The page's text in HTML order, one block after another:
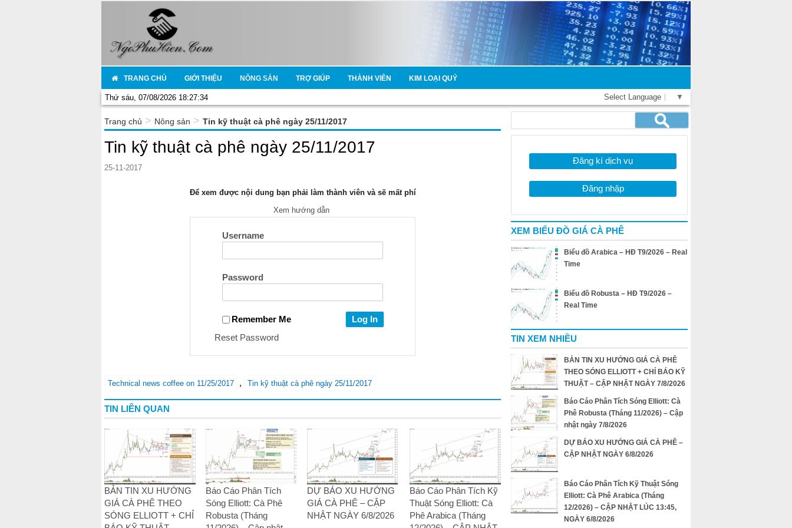
TRANG CHỦ GIỚI THIỆU NÔNG SẢN TRỢ GIÚP THÀNH VIÊN KIM LOẠI QUÝ
Thứ sáu, 07/08/2026 18:27:34 Select Language ▼
Trang chủ > Nông sản > Tin kỹ thuật cà phê ngày 25/11/2017
Tin kỹ thuật cà phê ngày 25/11/2017
25-11-2017
Để xem được nội dung bạn phải làm thành viên và sẽ mất phí
Xem hướng dẫn
Username
Password
Remember Me
Reset Password
Technical news coffee on 11/25/2017 , Tin kỹ thuật cà phê ngày 25/11/2017
TIN LIÊN QUAN
BẢN TIN XU HƯỚNG
GIÁ CÀ PHÊ THEO
SÓNG ELLIOTT + CHỈ
Báo Cáo Phân Tích
Sóng Elliott: Cà Phê
Robusta (Tháng
DỰ BÁO XU HƯỚNG
GIÁ CÀ PHÊ – CẬP
NHẬT NGÀY 6/8/2026
Báo Cáo Phân Tích Kỹ
Thuật Sóng Elliott: Cà
Phê Arabica (Tháng
Đăng kí dịch vụ
Đăng nhập
XEM BIỂU ĐỒ GIÁ CÀ PHÊ
Biểu đồ Arabica – HĐ T9/2026 – Real
Time
Biểu đồ Robusta – HĐ T9/2026 –
Real Time
TIN XEM NHIỀU
BẢN TIN XU HƯỚNG GIÁ CÀ PHÊ
THEO SÓNG ELLIOTT + CHỈ BÁO KỸ
THUẬT – CẬP NHẬT NGÀY 7/8/2026
Báo Cáo Phân Tích Sóng Elliott: Cà
Phê Robusta (Tháng 11/2026) – Cập
nhật ngày 7/8/2026
DỰ BÁO XU HƯỚNG GIÁ CÀ PHÊ –
CẬP NHẬT NGÀY 6/8/2026
Báo Cáo Phân Tích Kỹ Thuật Sóng
Elliott: Cà Phê Arabica (Tháng
12/2026) – CẬP NHẬT LÚC 13:45,
NGÀY 6/8/2026